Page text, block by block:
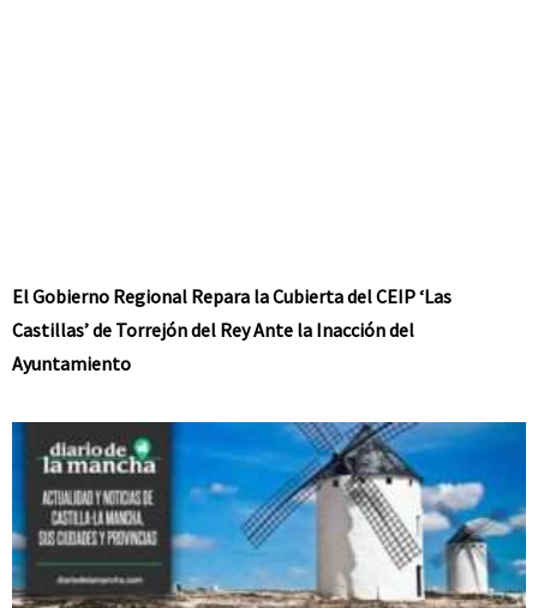
El Gobierno Regional Repara la Cubierta del CEIP ‘Las
Castillas’ de Torrejón del Rey Ante la Inacción del
Ayuntamiento